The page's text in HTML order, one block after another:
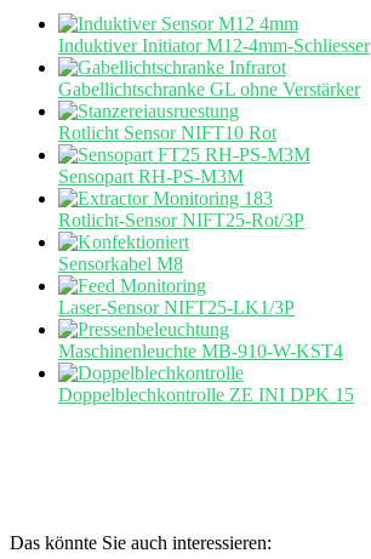
Induktiver Initiator M12-4mm-Schliesser
Gabellichtschranke GL ohne Verstärker
Rotlicht Sensor NIFT10 Rot
Sensopart RH-PS-M3M
Rotlicht-Sensor NIFT25-Rot/3P
Sensorkabel M8
Laser-Sensor NIFT25-LK1/3P
Maschinenleuchte MB-910-W-KST4
Doppelblechkontrolle ZE INI DPK 15
Das könnte Sie auch interessieren: